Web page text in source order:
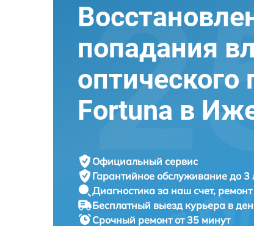
попадания
оптического
Fortuna в
Официальный сервис
Гарантийное обслуживание до 3
Диагностика за наш счет,
Бесплатный выезд курьера в
Срочный ремонтот 35 минут